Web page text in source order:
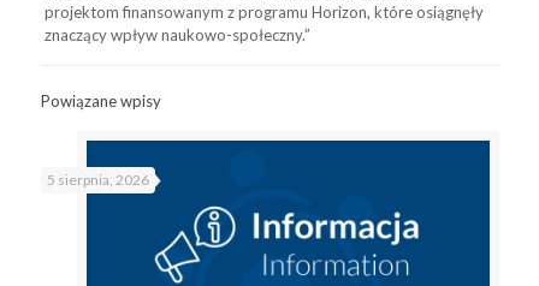
projektom finansowanym z programu Horizon, które osiągnęły
znaczący wpływ naukowo-społeczny.”
Powiązane wpisy
5 sierpnia, 2026